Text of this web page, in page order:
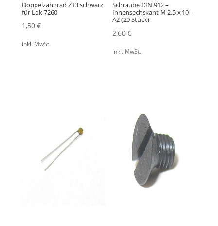
Doppelzahnrad Z13 schwarz
für Lok 7260
1,50 €
inkl. MwSt.
Schraube DIN 912 –
Innensechskant M 2,5 x 10 –
A2 (20 Stück)
2,60€
inkl. MwSt.